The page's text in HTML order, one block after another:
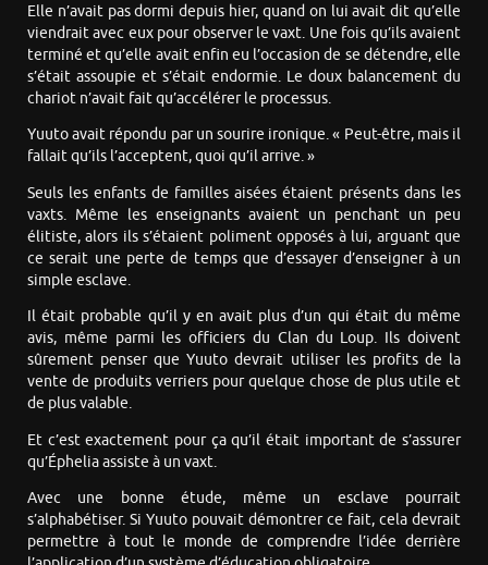
Elle n’avait pas dormi depuis hier, quand on lui avait dit qu’elle
viendrait avec eux pour observer le vaxt. Une fois qu’ils avaient
terminé et qu’elle avait enfin eu l’occasion de se détendre, elle
s’était assoupie et s’était endormie. Le doux balancement du
chariot n’avait fait qu’accélérer le processus.
Yuuto avait répondu par un sourire ironique. « Peut-être, mais il
fallait qu’ils l’acceptent, quoi qu’il arrive. »
Seuls les enfants de familles aisées étaient présents dans les
vaxts. Même les enseignants avaient un penchant un peu
élitiste, alors ils s’étaient poliment opposés à lui, arguant que
ce serait une perte de temps que d’essayer d’enseigner à un
simple esclave.
Il était probable qu’il y en avait plus d’un qui était du même
avis, même parmi les officiers du Clan du Loup. Ils doivent
sûrement penser que Yuuto devrait utiliser les profits de la
vente de produits verriers pour quelque chose de plus utile et
de plus valable.
Et c’est exactement pour ça qu’il était important de s’assurer
qu’Éphelia assiste à un vaxt.
Avec une bonne étude, même un esclave pourrait
s’alphabétiser. Si Yuuto pouvait démontrer ce fait, cela devrait
permettre à tout le monde de comprendre l’idée derrière